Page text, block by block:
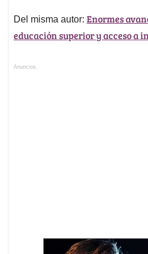
Del misma autor: Enormes
educación superior y acceso a
Anuncios.